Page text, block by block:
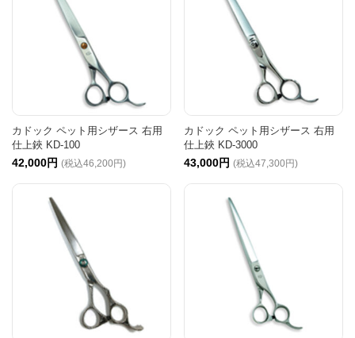
カドック ペット用シザース 右用
仕上鋏 KD-100
42,000円 (税込46,200円)
カドック ペット用シザース 右用
仕上鋏 KD-3000
43,000円 (税込47,300円)